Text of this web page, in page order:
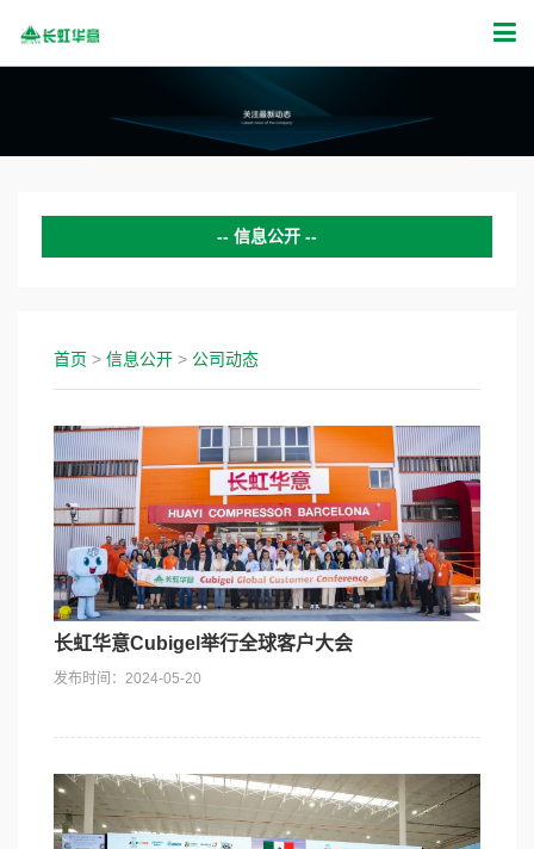
信息公开
证券公告
新闻活动
公示公告
社会责任
首页 > 信息公开 > 公司动态
长虹华意Cubigel举行全球客户大会
发布时间：2024-05-20